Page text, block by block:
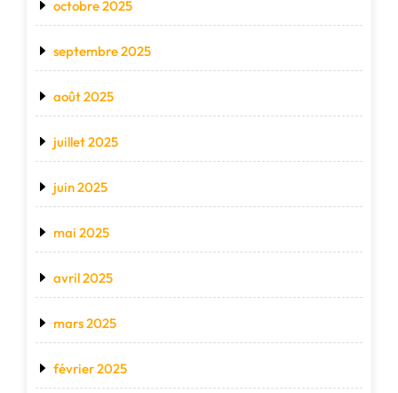
octobre 2025
septembre 2025
août 2025
juillet 2025
juin 2025
mai 2025
avril 2025
mars 2025
février 2025